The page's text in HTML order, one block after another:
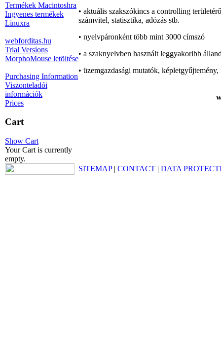
Termékek Macintoshra
Ingyenes termékek
Linuxra
webforditas.hu
Trial Versions
MorphoMouse letöltése
Purchasing Information
Viszonteladói
információk
Prices
Cart
Show Cart
Your Cart is currently
empty.
• aktuális szakszókincs a controlling
számvitel, statisztika, adózás stb.
• nyelvpáronként több mint 3000 címszó
• a szaknyelvben használt leggyakoribb
• üzemgazdasági mutatók,
SITEMAP| CONTACT | DATA